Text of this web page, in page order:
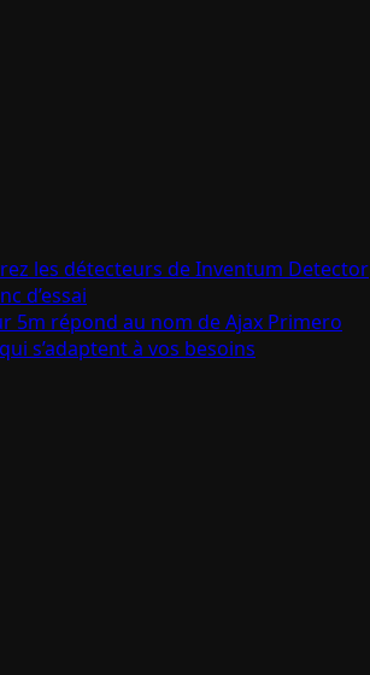
les détecteurs de Inventum Detector
d’essai
5m répond au nom de Ajax Primero
s’adaptent à vos besoins